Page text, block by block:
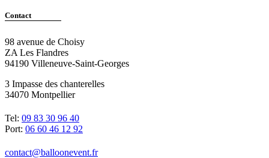
Contact
98 avenue de Choisy
ZA Les Flandres
94190 Villeneuve-Saint-Georges
3 Impasse des chanterelles
34070 Montpellier
Tel: 09 83 30 96 40
Port: 06 60 46 12 92
contact@balloonevent.fr